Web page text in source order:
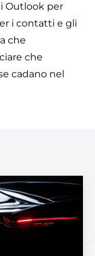
Outlook per
i contatti e gli
che
che
cadano nel